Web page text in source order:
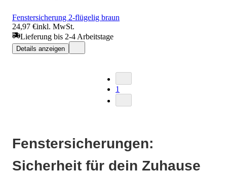
Fenstersicherung 2-flügelig braun
24,97 €inkl. MwSt.
Lieferung bis 2-4 Arbeitstage
Details anzeigen
1
Fenstersicherungen:
Sicherheit für dein Zuhause